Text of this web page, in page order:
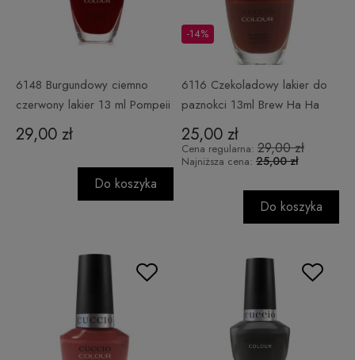
6148 Burgundowy ciemno
czerwony lakier 13 ml Pompeii
it forward
29,00 zł
Do koszyka
6116 Czekoladowy lakier do
paznokci 13ml Brew Ha Ha
25,00 zł
-14%
Cena regularna: 29,00 zł
Najniższa cena: 25,00 zł
Do koszyka